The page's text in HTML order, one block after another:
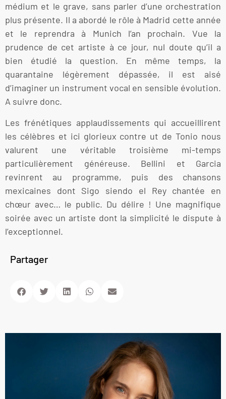
médium et le grave, sans parler d’une orchestration
plus présente. Il a abordé le rôle à Madrid cette année
et le reprendra à Munich l’an prochain. Vue la
prudence de cet artiste à ce jour, nul doute qu’il a
bien étudié la question. En même temps, la
quarantaine légèrement dépassée, il est aisé
d’imaginer un instrument vocal en sensible évolution.
A suivre donc.
Les frénétiques applaudissements qui accueillirent
les célèbres et ici glorieux contre ut de Tonio nous
valurent une véritable troisième mi-temps
particulièrement généreuse. Bellini et Garcia
revinrent au programme, puis des chansons
mexicaines dont Sigo siendo el Rey chantée en
chœur avec… le public. Du délire ! Une magnifique
soirée avec un artiste dont la simplicité le dispute à
l’exceptionnel.
Partager